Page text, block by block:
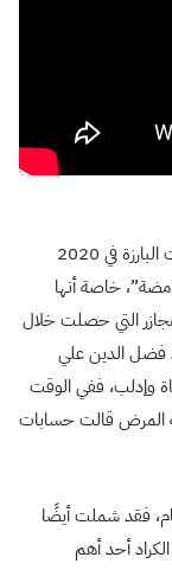
مسلسل اغتيال القادة العسكريين والشخصيات البارزة في 2020
خاصة أنها
التي حصلت خلال
فضل الدين علي
وإدلب، ففي الوقت
المرض قالت حسابات
فقد شملت أيضًا
أحد أهم